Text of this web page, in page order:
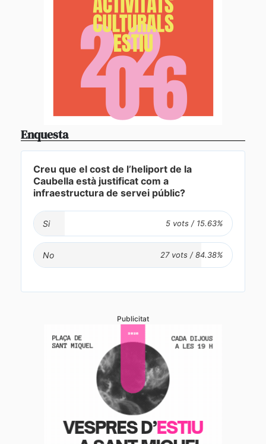
Enquesta
Creu que el cost de l’heliport de la
Caubella està justificat com a
infraestructura de servei públic?
Si
No
Publicitat